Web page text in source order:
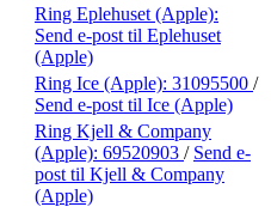
Ring Eplehuset (Apple):
Send e-post til Eplehuset
(Apple)
Ring Ice (Apple): 31095500 /
Send e-post til Ice (Apple)
Ring Kjell & Company
(Apple): 69520903 / Send e-
post til Kjell & Company
(Apple)